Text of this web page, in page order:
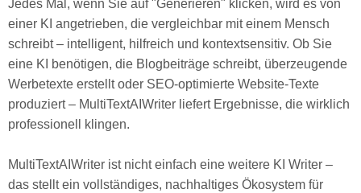
Jedes Mal, wenn Sie auf "Generieren" klicken, wird es von
einer KI angetrieben, die vergleichbar mit einem Mensch
schreibt – intelligent, hilfreich und kontextsensitiv. Ob Sie
eine KI benötigen, die Blogbeiträge schreibt, überzeugende
Werbetexte erstellt oder SEO-optimierte Website-Texte
produziert – MultiTextAIWriter liefert Ergebnisse, die wirklich
professionell klingen.
MultiTextAIWriter ist nicht einfach eine weitere KI Writer –
das stellt ein vollständiges, nachhaltiges Ökosystem für